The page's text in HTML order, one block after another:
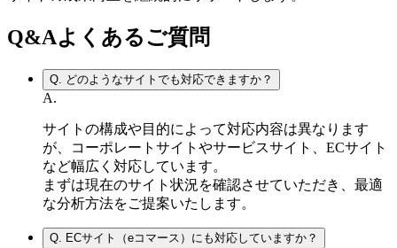
Q&Aよくあるご質問
Q. どのようなサイトでも対応できますか？
A.
サイトの構成や目的によって対応内容は異なります
が、コーポレートサイトやサービスサイト、ECサイト
など幅広く対応しています。
まずは現在のサイト状況を確認させていただき、最適
な分析方法をご提案いたします。
Q. ECサイト（eコマース）にも対応していますか？